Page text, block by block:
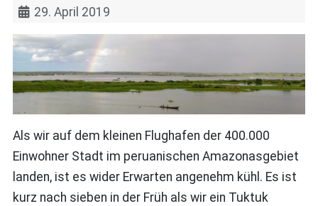
29. April 2019
Als wir auf dem kleinen Flughafen der 400.000
Einwohner Stadt im peruanischen Amazonasgebiet
landen, ist es wider Erwarten angenehm kühl. Es ist
kurz nach sieben in der Früh als wir ein Tuktuk